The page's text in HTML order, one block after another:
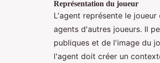
Représentation du joueur
L'agent représente le
agents d'autres joueurs. Il
publiques et de l'image du
l'agent doit créer un